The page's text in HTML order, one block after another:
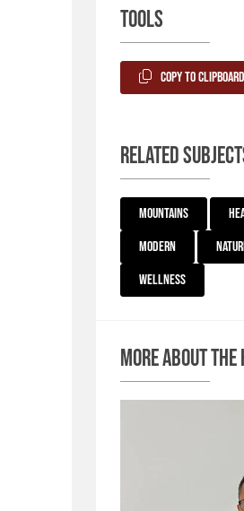
Tools
Copy to Clipboard
Related
Mountains
Modern
Wellness
More about